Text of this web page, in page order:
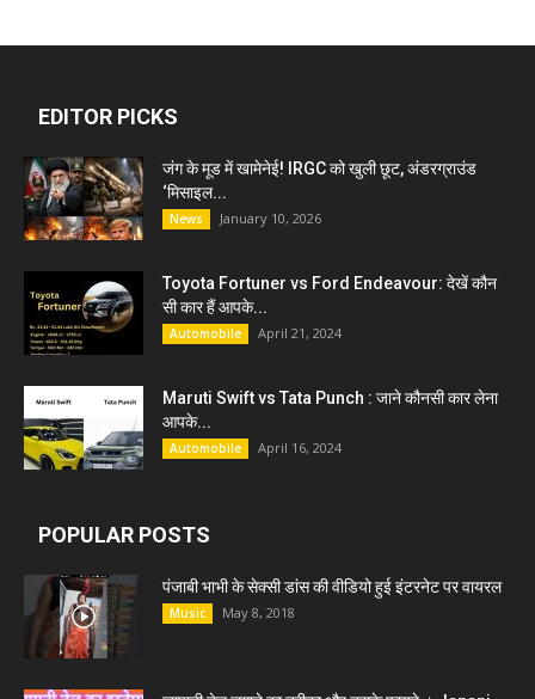
EDITOR PICKS
जंग के मूड में खामेनेई! IRGC को खुली छूट, अंडरग्राउंड
‘मिसाइल...
News January 10, 2026
Toyota Fortuner vs Ford Endeavour: देखें कौन
सी कार हैं आपके...
Automobile April 21, 2024
Maruti Swift vs Tata Punch : जाने कौनसी कार लेना
आपके...
Automobile April 16, 2024
POPULAR POSTS
पंजाबी भाभी के सेक्सी डांस की वीडियो हुई इंटरनेट पर वायरल
Music May 8, 2018